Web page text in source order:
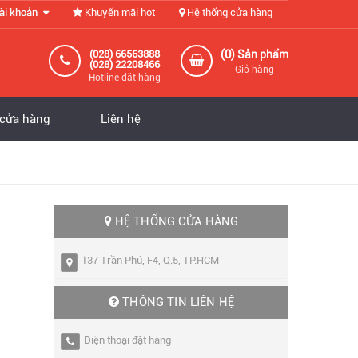
khoản Khuyến mãi hot Hệ thống cửa hàng
(0) Sản phẩm
Giỏ hàng
(028) 66563888
(028) 22208466
Hotline đặt hàng
hàng Liên hệ
HỆ THỐNG CỬA HÀNG
137 Trần Phú, F4, Q.5, TP.HCM
THÔNG TIN LIÊN HỆ
Điện thoại đặt hàng